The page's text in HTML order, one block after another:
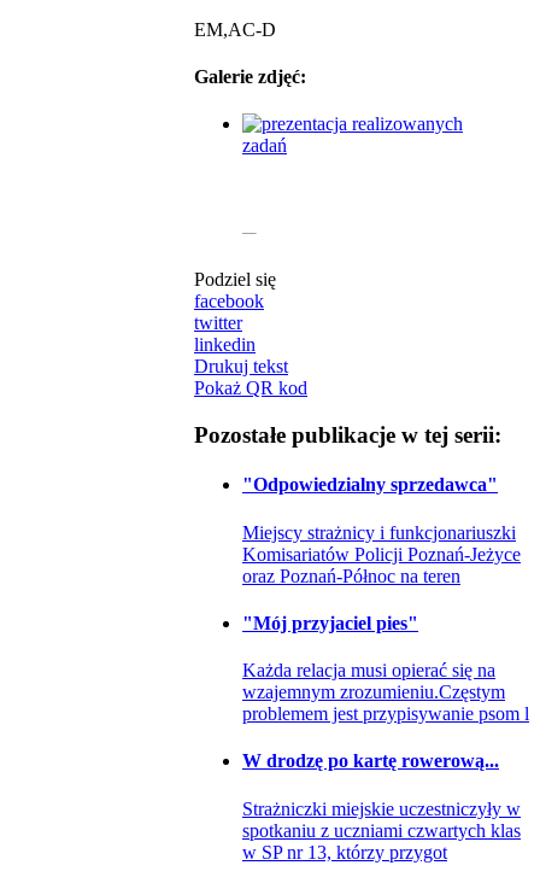
EM,AC-D
Galerie zdjęć:
Podziel się
facebook
twitter
linkedin
Drukuj tekst
Pokaż QR kod
Pozostałe publikacje w tej serii:
"Odpowiedzialny sprzedawca"
Miejscy strażnicy i funkcjonariuszki
Komisariatów Policji Poznań-Jeżyce
oraz Poznań-Północ na teren
"Mój przyjaciel pies"
Każda relacja musi opierać się na
wzajemnym zrozumieniu.Częstym
problemem jest przypisywanie psom l
W drodzę po kartę rowerową...
Strażniczki miejskie uczestniczyły w
spotkaniu z uczniami czwartych klas
w SP nr 13, którzy przygot